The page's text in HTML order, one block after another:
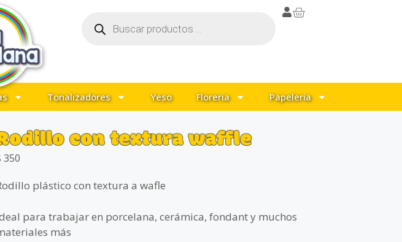
Tonalizadores Yeso Floreria Papeleria
con textura waffle
350
plástico con textura a wafle
para trabajar en porcelana, cerámica, fondant y muchos
más